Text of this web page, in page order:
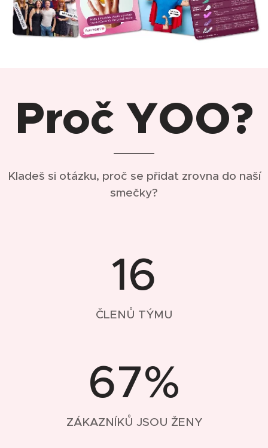
Proč YOO?
Kladeš si otázku, proč se přidat zrovna do naší
smečky?
16
ČLENŮ TÝMU
67%
ZÁKAZNÍKŮ JSOU ŽENY